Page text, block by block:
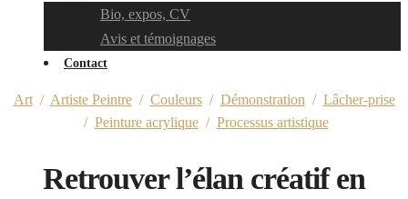
Bio, expos, CV
Avis et témoignages
Contact
Art/ Artiste Peintre/ Couleurs/ Démonstration / Lâcher-prise
/ Peinture acrylique/ Processus artistique
Retrouver l’élan créatif en